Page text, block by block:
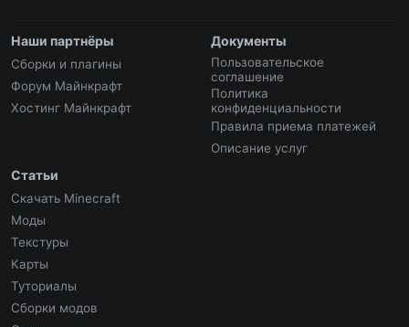
Наши партнёры
Сборки и плагины
Форум Майнкрафт
Хостинг Майнкрафт
Документы
Пользовательское
соглашение
Политика
конфиденциальности
Правила приема платежей
Описание услуг
Статьи
Скачать Minecraft
Моды
Текстуры
Карты
Туториалы
Сборки модов